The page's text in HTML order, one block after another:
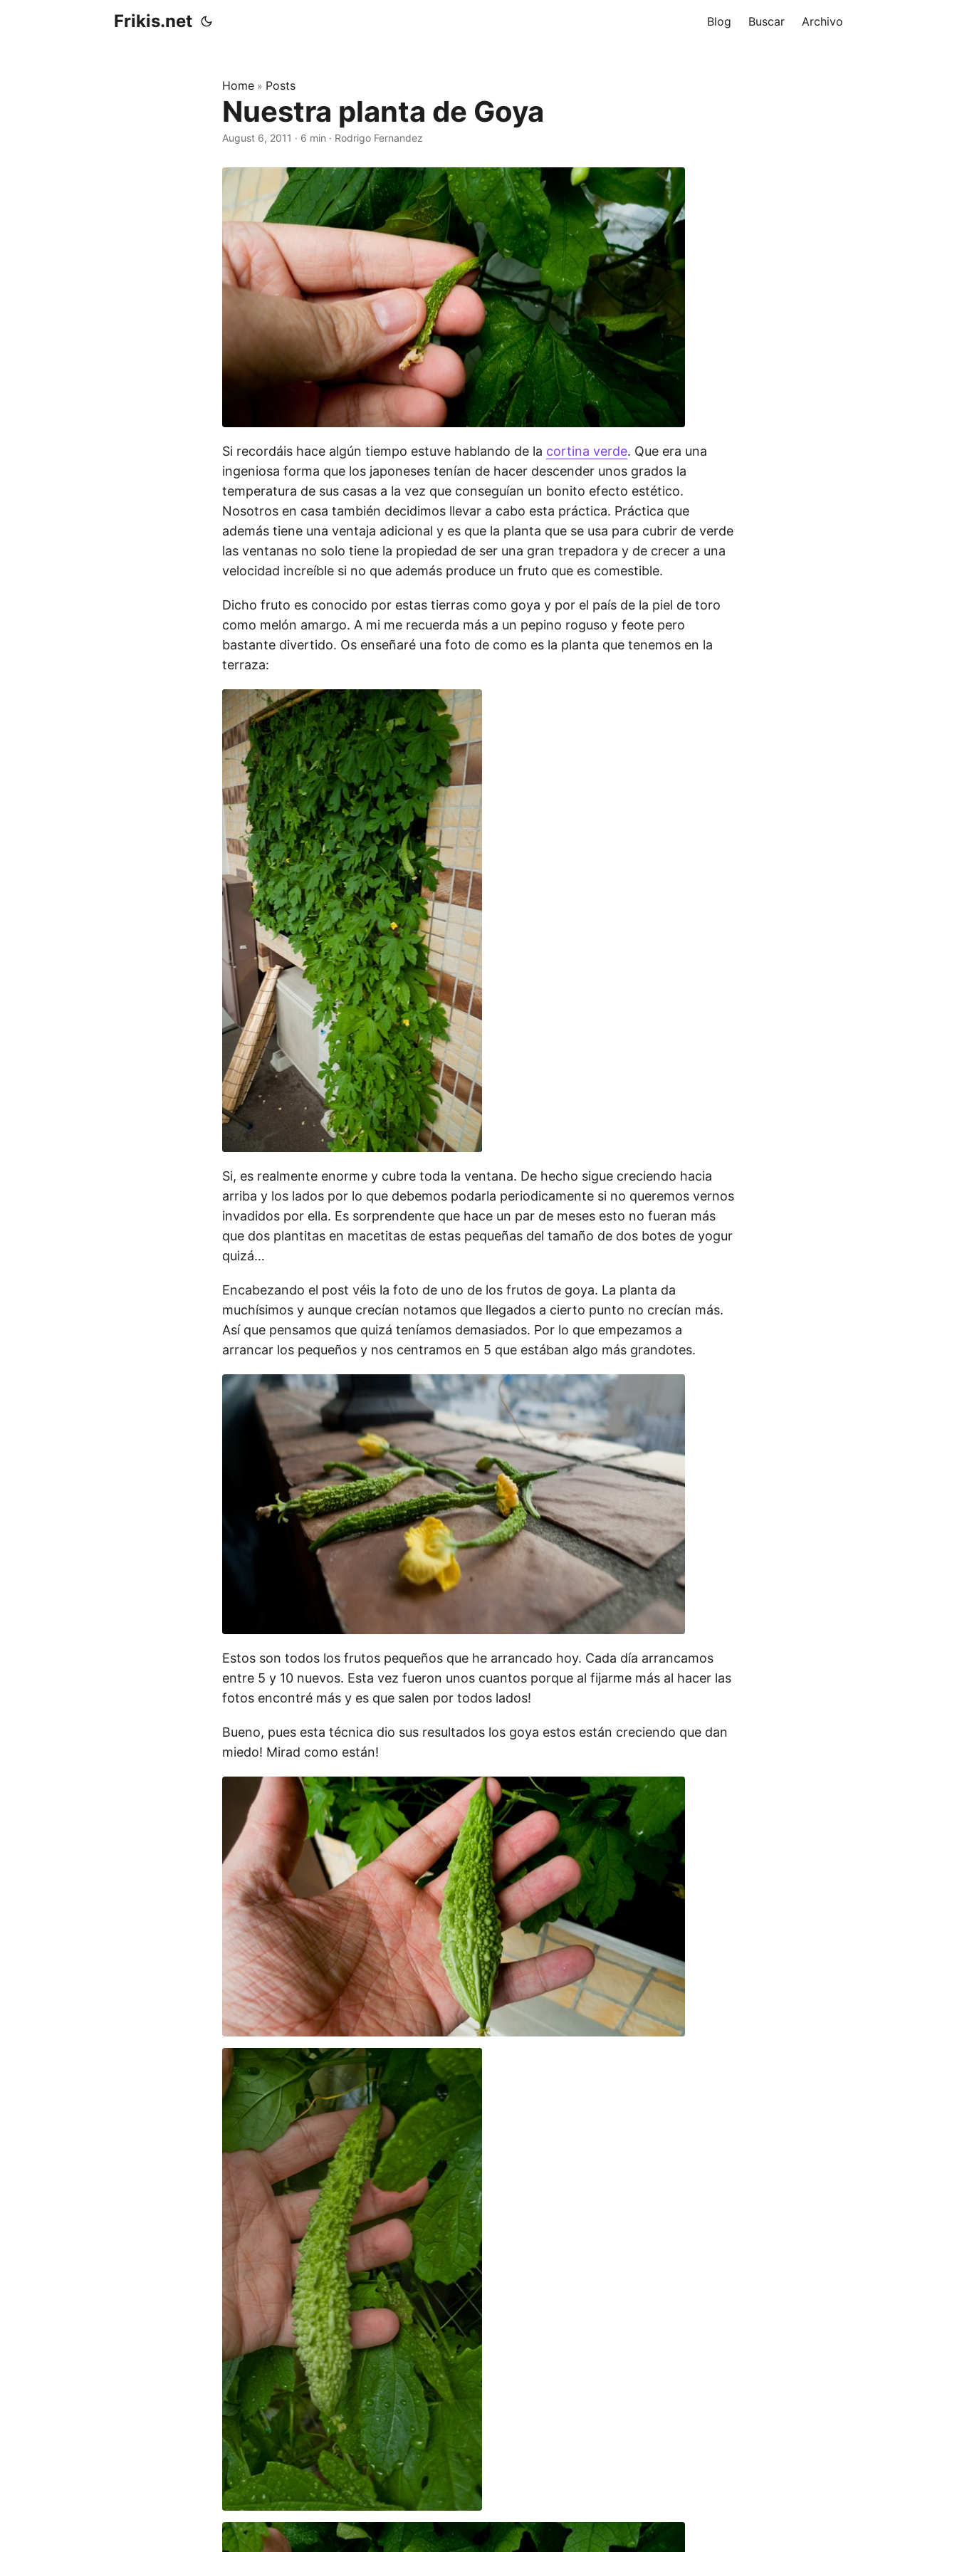
Frikis.net Blog Buscar Archivo
Home » Posts
Nuestra planta de Goya
August 6, 2011 · 6 min · Rodrigo Fernandez
Si recordáis hace algún tiempo estuve hablando de la cortina verde. Que era una
ingeniosa forma que los japoneses tenían de hacer descender unos grados la
temperatura de sus casas a la vez que conseguían un bonito efecto estético.
Nosotros en casa también decidimos llevar a cabo esta práctica. Práctica que
además tiene una ventaja adicional y es que la planta que se usa para cubrir de verde
las ventanas no solo tiene la propiedad de ser una gran trepadora y de crecer a una
velocidad increíble si no que además produce un fruto que es comestible.
Dicho fruto es conocido por estas tierras como goya y por el país de la piel de toro
como melón amargo. A mi me recuerda más a un pepino roguso y feote pero
bastante divertido. Os enseñaré una foto de como es la planta que tenemos en la
terraza:
Si, es realmente enorme y cubre toda la ventana. De hecho sigue creciendo hacia
arriba y los lados por lo que debemos podarla periodicamente si no queremos vernos
invadidos por ella. Es sorprendente que hace un par de meses esto no fueran más
que dos plantitas en macetitas de estas pequeñas del tamaño de dos botes de yogur
quizá…
Encabezando el post véis la foto de uno de los frutos de goya. La planta da
muchísimos y aunque crecían notamos que llegados a cierto punto no crecían más.
Así que pensamos que quizá teníamos demasiados. Por lo que empezamos a
arrancar los pequeños y nos centramos en 5 que estában algo más grandotes.
Estos son todos los frutos pequeños que he arrancado hoy. Cada día arrancamos
entre 5 y 10 nuevos. Esta vez fueron unos cuantos porque al fijarme más al hacer las
fotos encontré más y es que salen por todos lados!
Bueno, pues esta técnica dio sus resultados los goya estos están creciendo que dan
miedo! Mirad como están!